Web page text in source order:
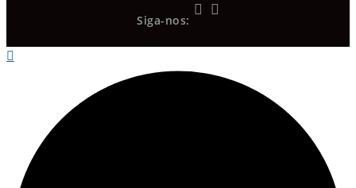
Siga-nos: